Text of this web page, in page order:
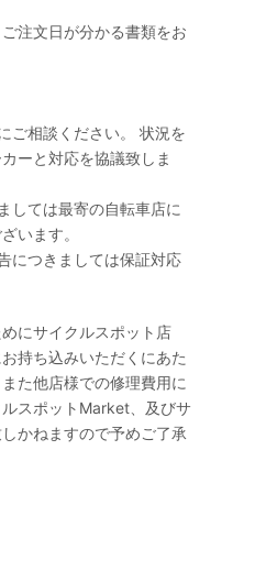
注文日が分かる書類をお
ご相談ください。 状況を
ーと対応を協議致しま
しては最寄の自転車店に
います。
につきましては保証対応
にサイクルスポット店
持ち込みいただくにあた
た他店様での修理費用に
スポットMarket、及びサ
かねますので予めご了承